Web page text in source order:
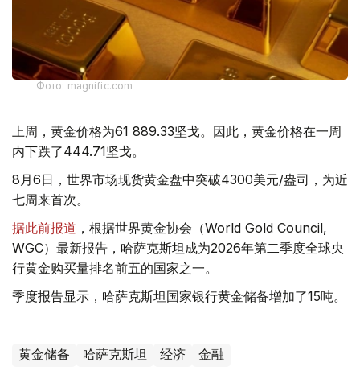
Фото: magnific.com
上周，黄金价格为61 889.33坚戈。因此，黄金价格在一周
内下跌了444.71坚戈。
8月6日，世界市场现货黄金盘中突破4300美元/盎司，为近
七周来首次。
据此前报道 ，根据世界黄金协会（World Gold Council,
WGC）最新报告，哈萨克斯坦成为2026年第二季度全球央
行黄金购买量排名前五的国家之一。
季度报告显示，哈萨克斯坦国家银行黄金储备增加了15吨。
黄金储备 哈萨克斯坦 经济 金融